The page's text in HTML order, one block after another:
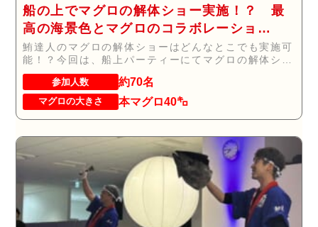
船の上でマグロの解体ショー実施！？ 最
高の海景色とマグロのコラボレーショ
ン！！！
鮪達人のマグロの解体ショーはどんなとこでも実施可
能！？今回は、船上パーティーにてマグロの解体ショ
ー(...
参加人数 約70名
マグロの大きさ 本マグロ40㌔